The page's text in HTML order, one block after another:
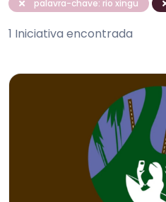
palavra-chave: rio xingu
1 Iniciativa encontrada